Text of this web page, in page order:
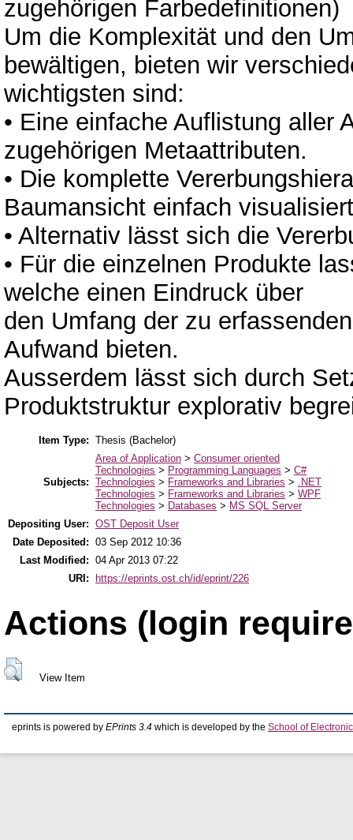
zugehörigen Farbedefinitionen)
Um die Komplexität und den
bewältigen, bieten wir
wichtigsten sind:
• Eine einfache Auflistung aller
zugehörigen Metaattributen.
• Die komplette
Baumansicht einfach
• Alternativ lässt sich die
• Für die einzelnen Produkte
welche einen Eindruck über
den Umfang der zu
Aufwand bieten.
Ausserdem lässt sich durch
Produktstruktur explorativ
Item Type: Thesis (Bachelor)
Subjects:
Area of Application > Consumer oriented
Technologies > Programming Languages > C#
Technologies > Frameworks and Libraries > .NET
Technologies > Frameworks and Libraries > WPF
Technologies > Databases > MS SQL Server
Depositing User: OST Deposit User
Date Deposited: 03 Sep 2012 10:36
Last Modified: 04 Apr 2013 07:22
URI:
https://eprints.ost.ch/id/eprint/226
Actions (login
View Item
eprints is powered by EPrints 3.4 which is developed by the School of